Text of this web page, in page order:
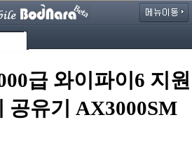
급 와이파이6 지원
공유기 AX3000SM